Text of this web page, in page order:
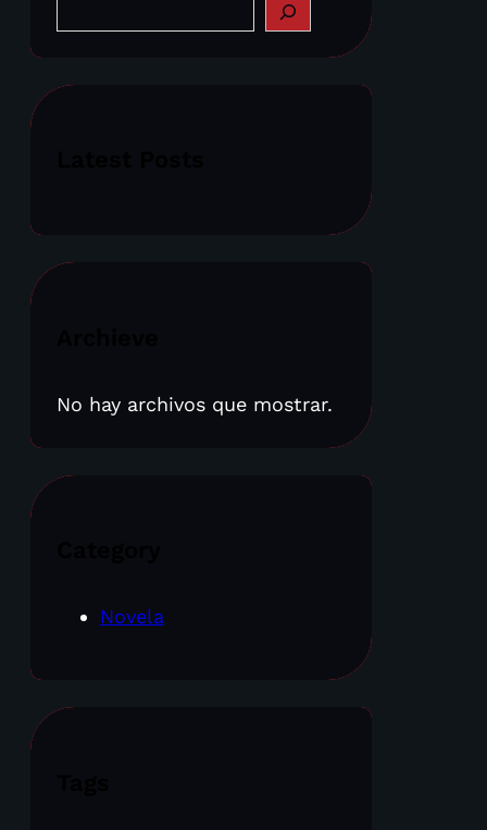
a
h
No hay archivos que mostrar.
Novela